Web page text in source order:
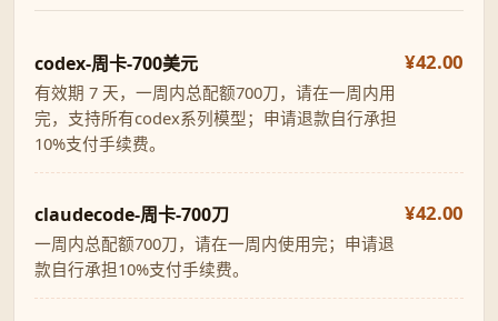
codex-周卡-700美元
有效期 7 天，一周内总配额700刀，请在一周内用
完，支持所有codex系列模型；申请退款自行承担
10%支付手续费。
¥42.00
claudecode-周卡-700刀
一周内总配额700刀，请在一周内使用完；申请退
款自行承担10%支付手续费。
¥42.00